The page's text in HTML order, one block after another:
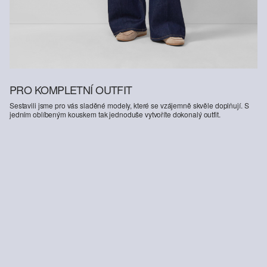
PRO KOMPLETNÍ OUTFIT
Sestavili jsme pro vás sladěné modely, které se vzájemně skvěle doplňují. S
jedním oblíbeným kouskem tak jednoduše vytvoříte dokonalý outfit.